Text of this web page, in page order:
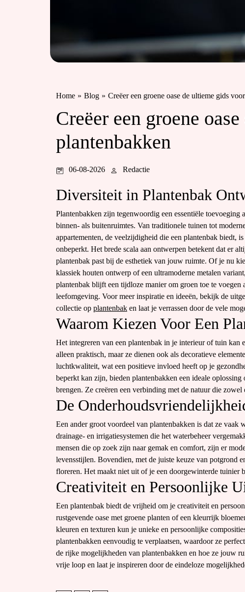
Home » Blog » Creëer een groene oase de ultieme gids
Creëer een groene
plantenbakken
06-08-2026 Redactie
Diversiteit in Plantenbak
Plantenbakken zijn tegenwoordig een essentiële toevoeging
binnen- als buitenruimtes. Van traditionele tuinen tot
appartementen, de veelzijdigheid die een plantenbak biedt,
onbeperkt. Het brede scala aan ontwerpen betekent dat er
plantenbak past bij de esthetiek van jouw ruimte. Of je nu
klassiek houten ontwerp of een ultramoderne metalen
plantenbak blijft een tijdloze manier om groen toe te voegen
leefomgeving. Voor meer inspiratie en ideeën, bekijk de
collectie op plantenbak en laat je verrassen door de vele
Waarom Kiezen Voor Een
Het integreren van een plantenbak in je interieur of tuin kan
alleen praktisch, maar ze dienen ook als decoratieve
luchtkwaliteit, wat een positieve invloed heeft op je
beperkt kan zijn, bieden plantenbakken een ideale
brengen. Ze creëren een verbinding met de natuur die
De
Een ander groot voordeel van plantenbakken is dat ze
drainage- en irrigatiesystemen die het waterbeheer
mensen die op zoek zijn naar gemak en comfort, zijn er
levensstijlen. Bovendien, met de juiste keuze van potgrond
floreren. Het maakt niet uit of je een doorgewinterde tuinier
Creativiteit en Persoonlijke
Een plantenbak biedt de vrijheid om je creativiteit en
rustgevende oase met groene planten of een kleurrijk
kleuren en texturen kun je unieke en persoonlijke
plantenbakken eenvoudig te verplaatsen, waardoor ze
de rijke mogelijkheden van plantenbakken en hoe ze jouw
vrije loop en laat je inspireren door de eindeloze